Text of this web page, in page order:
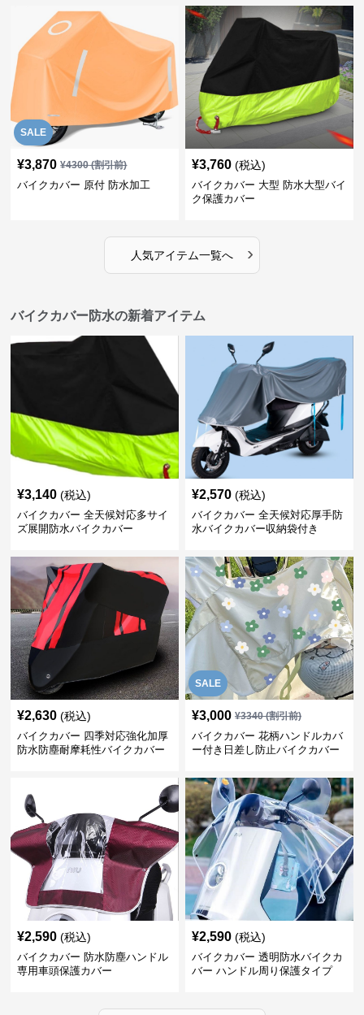
SALE
¥3,870 ¥4300(割引前)
バイクカバー 原付 防水加工
¥3,760 (税込)
バイクカバー 大型 防水大型バイ
ク保護カバー
人気アイテム一覧へ ›
バイクカバー防水の新着アイテム
¥3,140 (税込)
バイクカバー 全天候対応多サイ
ズ展開防水バイクカバー
¥2,570 (税込)
バイクカバー 全天候対応厚手防
水バイクカバー収納袋付き
¥2,630 (税込)
バイクカバー 四季対応強化加厚
防水防塵耐摩耗性バイクカバー
SALE
¥3,000 ¥3340(割引前)
バイクカバー 花柄ハンドルカバ
ー付き日差し防止バイクカバー
¥2,590 (税込)
バイクカバー 防水防塵ハンドル
専用車頭保護カバー
¥2,590 (税込)
バイクカバー 透明防水バイクカ
バー ハンドル周り保護タイプ